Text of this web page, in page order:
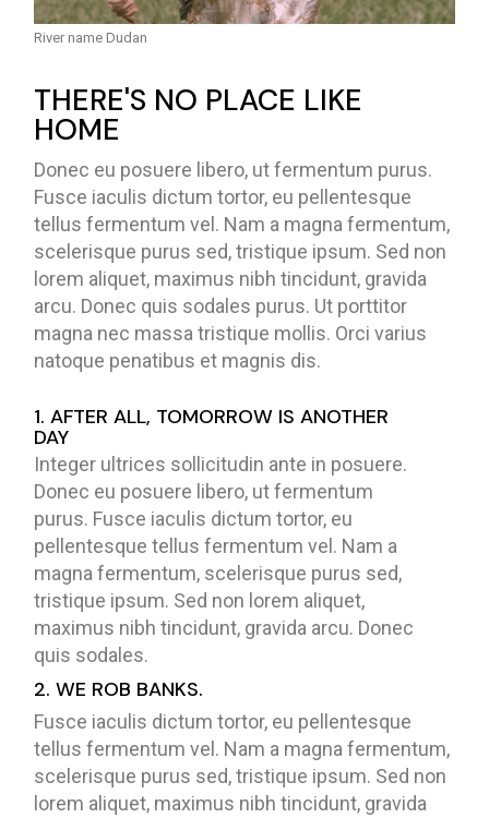
River name Dudan
THERE'S NO PLACE LIKE
HOME
Donec eu posuere libero, ut fermentum purus.
Fusce iaculis dictum tortor, eu pellentesque
tellus fermentum vel. Nam a magna fermentum,
scelerisque purus sed, tristique ipsum. Sed non
lorem aliquet, maximus nibh tincidunt, gravida
arcu. Donec quis sodales purus. Ut porttitor
magna nec massa tristique mollis. Orci varius
natoque penatibus et magnis dis.
1. AFTER ALL, TOMORROW IS ANOTHER
DAY
Integer ultrices sollicitudin ante in posuere.
Donec eu posuere libero, ut fermentum
purus. Fusce iaculis dictum tortor, eu
pellentesque tellus fermentum vel. Nam a
magna fermentum, scelerisque purus sed,
tristique ipsum. Sed non lorem aliquet,
maximus nibh tincidunt, gravida arcu. Donec
quis sodales.
2. WE ROB BANKS.
Fusce iaculis dictum tortor, eu pellentesque
tellus fermentum vel. Nam a magna fermentum,
scelerisque purus sed, tristique ipsum. Sed non
lorem aliquet, maximus nibh tincidunt, gravida